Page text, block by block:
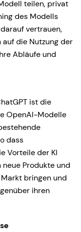
teilen, privat
des Modells
vertrauen,
die Nutzung der
Abläufe und
ist die
OpenAI-Modelle
dass
Vorteile der KI
neue Produkte und
bringen und
ihren